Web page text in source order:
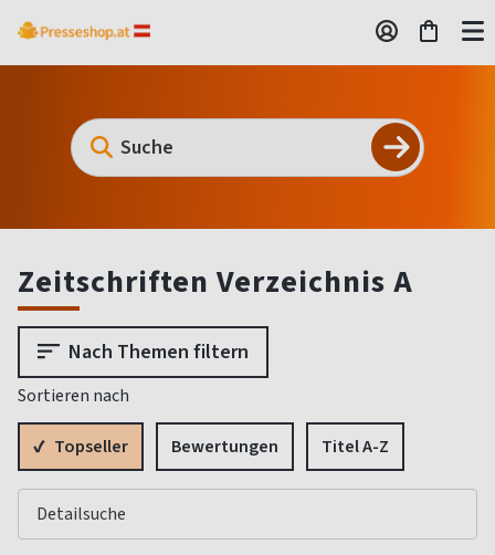
Zeitschriften Verzeichnis A
Nach Themen filtern
Sortieren nach
Topseller Bewertungen Titel A-Z